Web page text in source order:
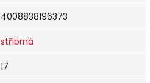
4008838196373
stříbrná
17